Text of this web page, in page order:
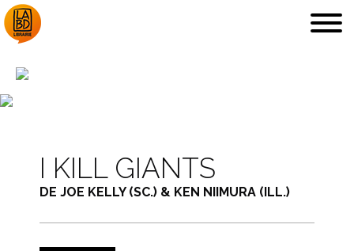
I KILL GIANTS
DE JOE KELLY (SC.) & KEN NIIMURA (ILL.)